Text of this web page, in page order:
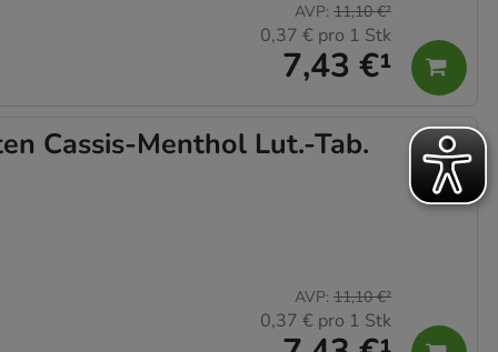
7,43 €¹
AVP: 11,10 €²
0,37 € pro 1 Stk
Cassis-Menthol Lut.-Tab.
AVP: 11,10 €²
0,37 € pro 1 Stk